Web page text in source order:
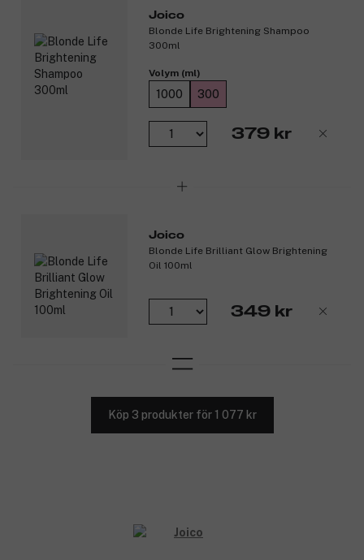
Joico
Blonde Life Brightening Shampoo
300ml
Volym (ml)
1000 300
379 kr
Joico
Blonde Life Brilliant Glow Brightening
Oil 100ml
349 kr
Köp 3 produkter för 1 077 kr